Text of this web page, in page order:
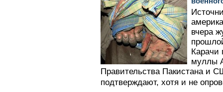
вчера
Карачи
муллы
Правительства Пакистана и
подтверждают, хотя и не